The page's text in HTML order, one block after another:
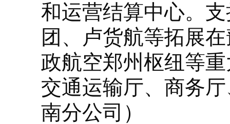
和运营结算中心。
团、卢货航等拓展
政航空郑州枢纽等
交通运输厅、商务
南分公司）